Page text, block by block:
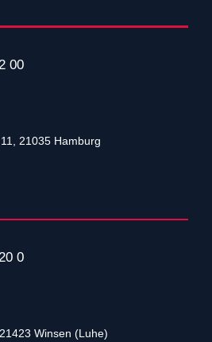
00
21035 Hamburg
0
Winsen (Luhe)